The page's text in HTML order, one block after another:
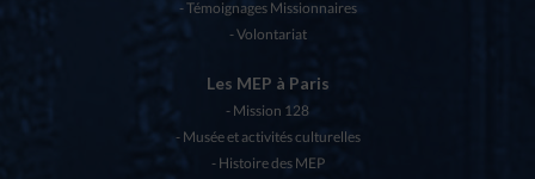
Témoignages Missionnaires
Volontariat
Les MEP à Paris
Mission 128
Musée et activités culturelles
Histoire des MEP